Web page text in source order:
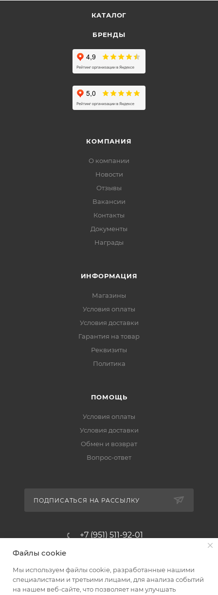
КАТАЛОГ
БРЕНДЫ
КОМПАНИЯ
О компании
Новости
Отзывы
Вакансии
Контакты
Документы
Награды
ИНФОРМАЦИЯ
Магазины
Условия оплаты
Условия доставки
Гарантия на товар
Реквизиты
Политика
ПОМОЩЬ
Условия оплаты
Условия доставки
Обмен и возврат
Вопрос-ответ
ПОДПИСАТЬСЯ НА РАССЫЛКУ
+7 (951) 511-92-01
Магазин-склад ТЦ "Альтус"
Ростовская обл, Аксайский р-н,
пос. Янтарный, Малое Зеленое
Файлы cookie
Мы используем файлы cookie, разработанные нашими
специалистами и третьими лицами, для анализа событий
на нашем веб-сайте, что позволяет нам улучшать